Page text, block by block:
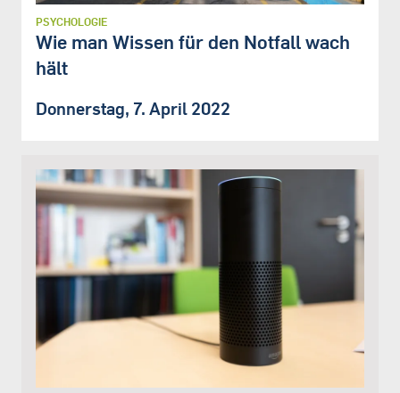
PSYCHOLOGIE
Wie man Wissen für den Notfall wach
hält
Donnerstag, 7. April 2022